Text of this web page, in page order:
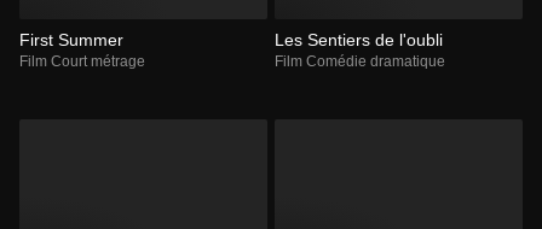
First Summer
Film Court métrage
Les Sentiers de l'oubli
Film Comédie dramatique